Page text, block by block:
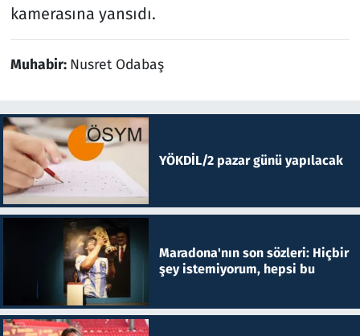
kamerasına yansıdı.
Muhabir: Nusret Odabaş
YÖKDİL/2 pazar günü yapılacak
Maradona'nın son sözleri: Hiçbir
şey istemiyorum, hepsi bu